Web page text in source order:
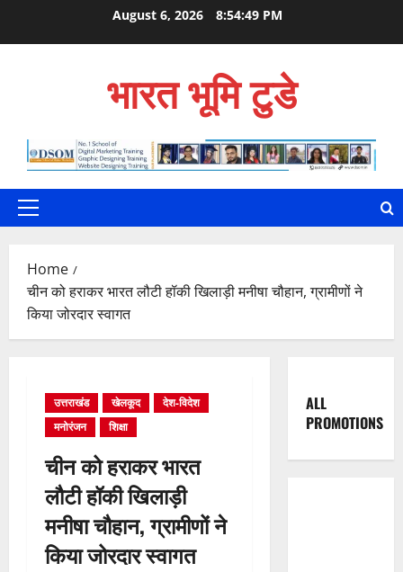
August 6, 2026 8:54:51 PM
भारत भूमि टुडे
Primary
Home
चीन को हराकर भारत लौटी हॉकी खिलाड़ी मनीषा चौहान, ग्रामीणों ने
किया जोरदार स्वागत
उत्तराखंड खेलकूद
देश-विदेश
मनोरंजन
शिक्षा
चीन को हराकर भारत
लौटी हॉकी खिलाड़ी
मनीषा चौहान, ग्रामीणों ने
किया जोरदार स्वागत
ALL
PROMOTIONS